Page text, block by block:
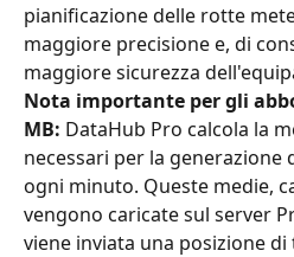
pianificazione delle rotte
maggiore precisione e, di
maggiore sicurezza
Nota importante per gli
MB: DataHub Pro calcola la
necessari per la generazione
ogni minuto. Queste medie,
vengono caricate sul server
viene inviata una posizione di